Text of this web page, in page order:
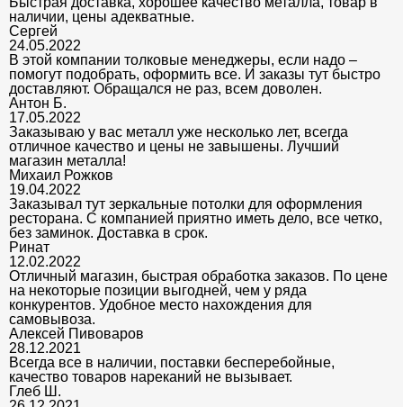
наличии, цены адекватные.
Сергей
24.05.2022
В этой компании толковые менеджеры, если надо –
помогут подобрать, оформить все. И заказы тут быстро
доставляют. Обращался не раз, всем доволен.
Антон Б.
17.05.2022
Заказываю у вас металл уже несколько лет, всегда
отличное качество и цены не завышены. Лучший
магазин металла!
Михаил Рожков
19.04.2022
Заказывал тут зеркальные потолки для оформления
ресторана. С компанией приятно иметь дело, все четко,
без заминок. Доставка в срок.
Ринат
12.02.2022
Отличный магазин, быстрая обработка заказов. По цене
на некоторые позиции выгодней, чем у ряда
конкурентов. Удобное место нахождения для
самовывоза.
Алексей Пивоваров
28.12.2021
Всегда все в наличии, поставки бесперебойные,
качество товаров нареканий не вызывает.
Глеб Ш.